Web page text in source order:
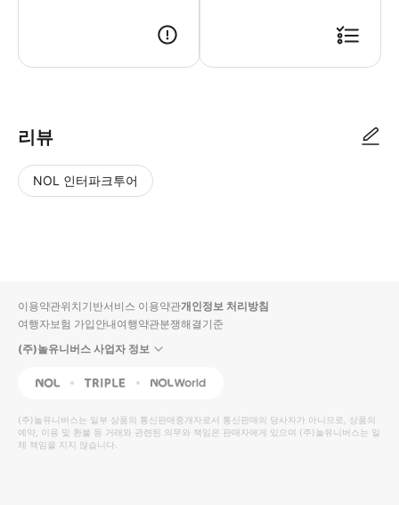
리뷰
NOL 인터파크투어
입니
다.
높
은
순
동
영
상
순
상
이용약관위치기반서비스 이용약관개인정보 처리방침
여행자보험 가입안내여행약관분쟁해결기준
(주)놀유니버스 사업자 정보
NOL Triple Interpark Global
(주)놀유니버스는 일부 상품의 통신판매중개자로서 통신판매의 당사자가 아니므로, 상품의
예약, 이용 및 환불 등 거래와 관련된 의무와 책임은 판매자에게 있으며 (주)놀유니버스는 일
체 책임을 지지 않습니다.